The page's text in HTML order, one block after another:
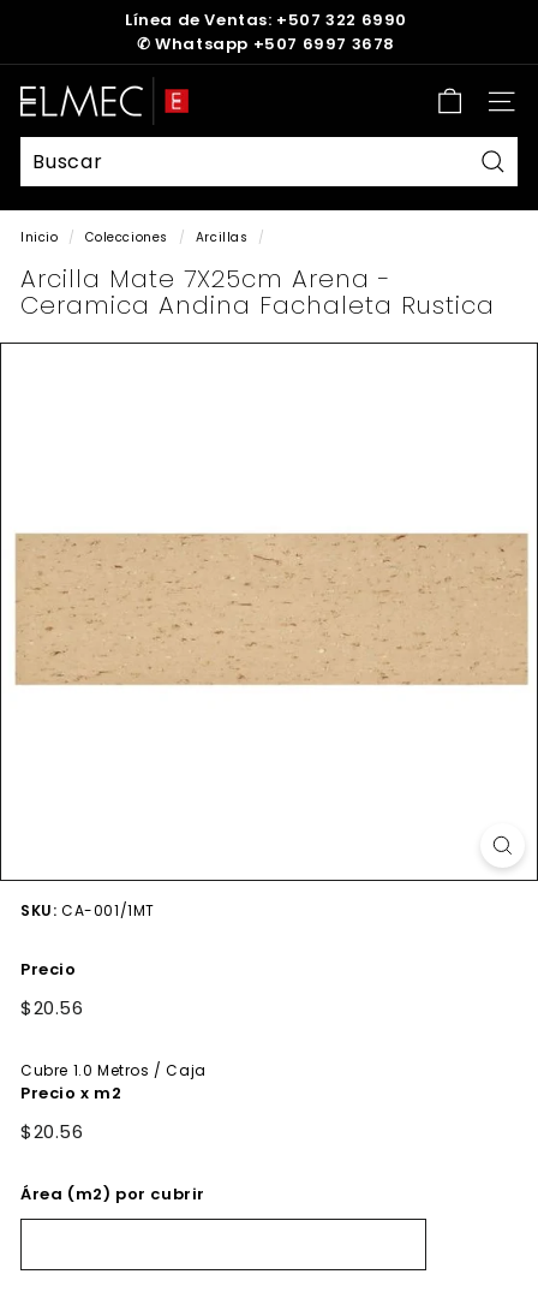
diapositivas
pausa
Línea de Ventas: +507 322 6990
✆ Whatsapp +507 6997 3678
E
L
M
E
C
Inicio / Colecciones / Arcillas /
Arcilla Mate 7X25cm Arena -
Ceramica Andina Fachaleta Rustica
SKU: CA-001/1MT
Precio
Precio
$20.56
Cubre 1.0 Metros / Caja
Precio x m2
$20.56
Área (m2) por cubrir